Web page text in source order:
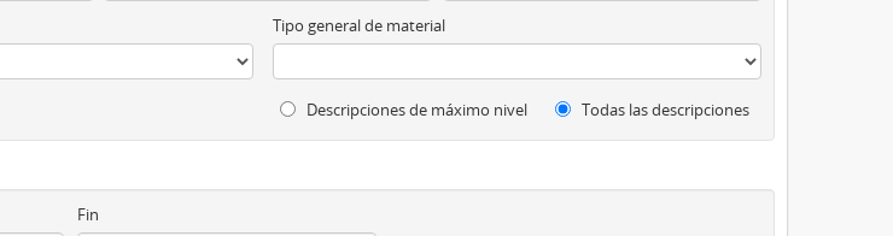
Tipo general de material
Descripciones de máximo nivel Todas las descripciones
Fin